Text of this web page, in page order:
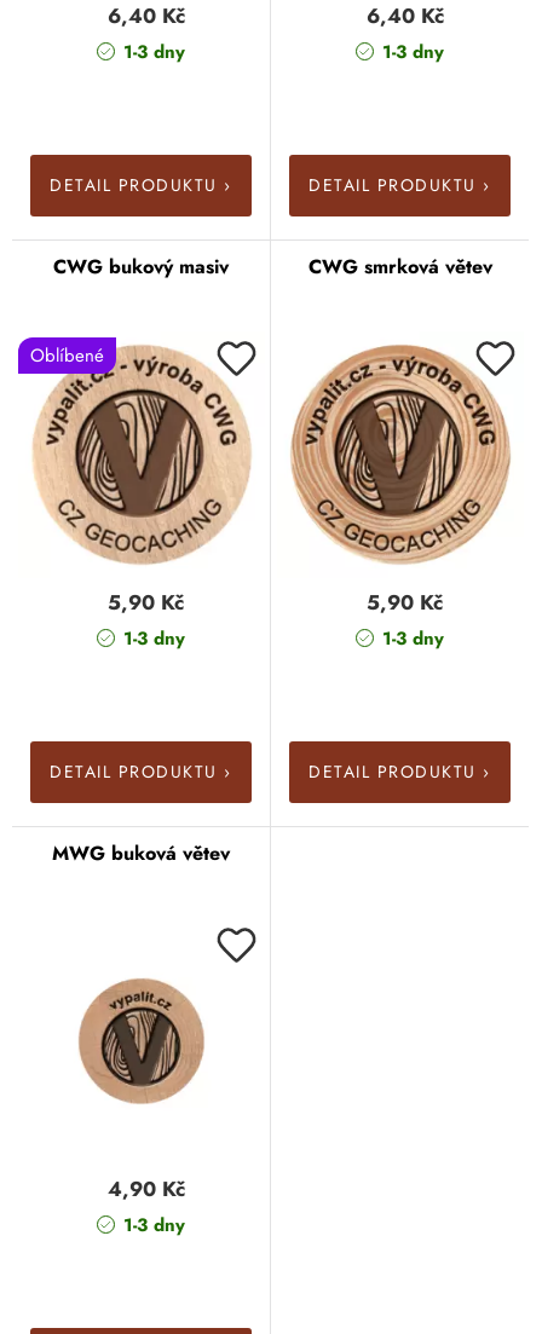
6,40 Kč
1-3 dny
DETAIL PRODUKTU ›
6,40 Kč
1-3 dny
DETAIL PRODUKTU ›
Oblíbené
CWG bukový masiv
5,90 Kč
1-3 dny
DETAIL PRODUKTU ›
CWG smrková větev
5,90 Kč
1-3 dny
DETAIL PRODUKTU ›
MWG buková větev
4,90 Kč
1-3 dny